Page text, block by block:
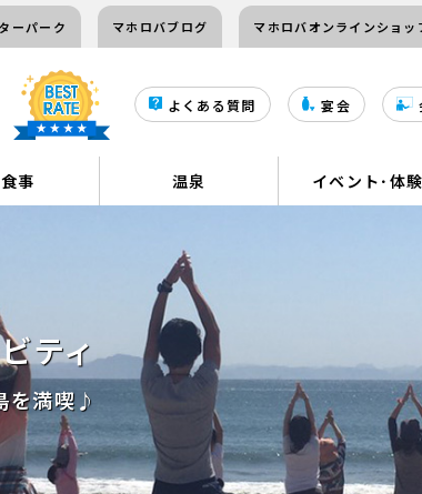
ーパーク マホロバブログ マホロバオンラインショッ
よくある質問 宴会
事 温泉 イベント･体験
ティ
を満喫♪